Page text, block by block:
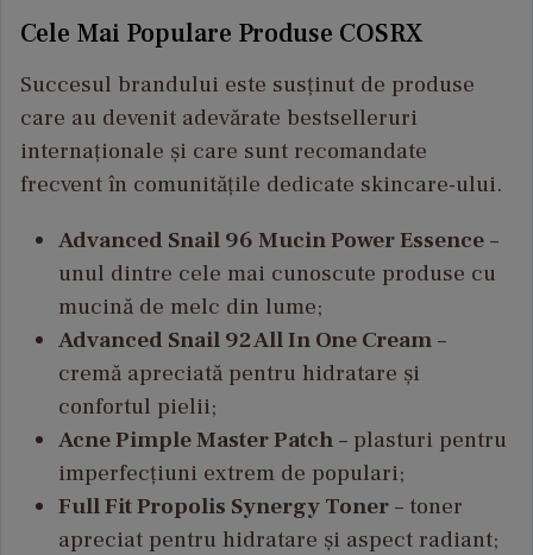
Cele Mai Populare Produse COSRX
Succesul brandului este susținut de produse
care au devenit adevărate bestselleruri
internaționale și care sunt recomandate
frecvent în comunitățile dedicate skincare-ului.
Advanced Snail 96 Mucin Power Essence –
unul dintre cele mai cunoscute produse cu
mucină de melc din lume;
Advanced Snail 92 All In One Cream –
cremă apreciată pentru hidratare și
confortul pielii;
Acne Pimple Master Patch – plasturi pentru
imperfecțiuni extrem de populari;
Full Fit Propolis Synergy Toner – toner
apreciat pentru hidratare și aspect radiant;